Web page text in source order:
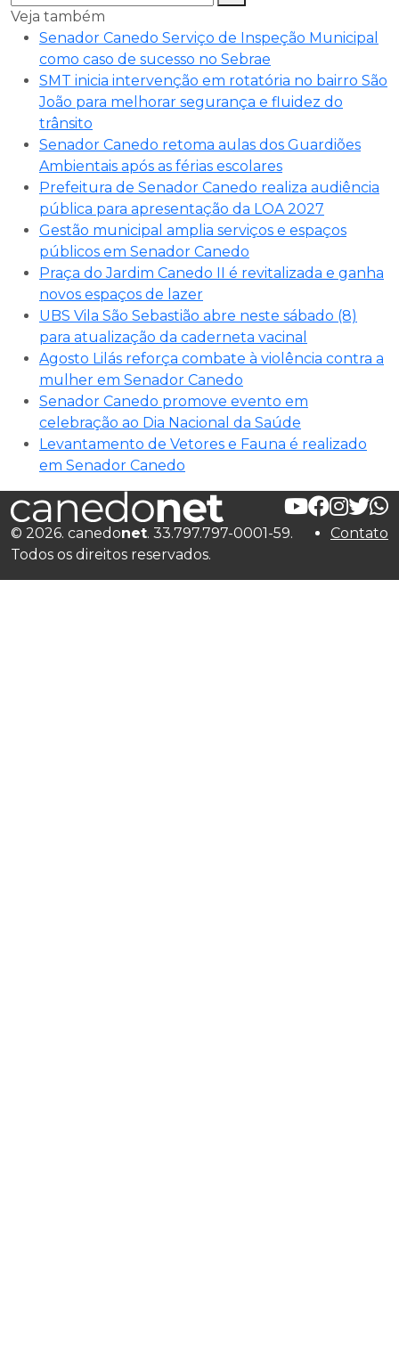
Veja também
Senador Canedo Serviço de Inspeção Municipal
como caso de sucesso no Sebrae
SMT inicia intervenção em rotatória no bairro São
João para melhorar segurança e fluidez do
trânsito
Senador Canedo retoma aulas dos Guardiões
Ambientais após as férias escolares
Prefeitura de Senador Canedo realiza audiência
pública para apresentação da LOA 2027
Gestão municipal amplia serviços e espaços
públicos em Senador Canedo
Praça do Jardim Canedo II é revitalizada e ganha
novos espaços de lazer
UBS Vila São Sebastião abre neste sábado (8)
para atualização da caderneta vacinal
Agosto Lilás reforça combate à violência contra a
mulher em Senador Canedo
Senador Canedo promove evento em
celebração ao Dia Nacional da Saúde
Levantamento de Vetores e Fauna é realizado
em Senador Canedo
© 2026. canedonet. 33.797.797-0001-59.
Todos os direitos reservados.
Contato